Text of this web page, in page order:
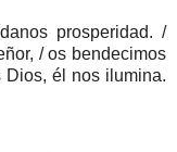
prosperidad. /
/ os bendecimos
él nos ilumina.